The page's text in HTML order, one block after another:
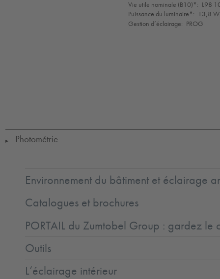
Vie utile nominale (B10)*: L98
Puissance du luminaire*: 13,8 W
Gestion d’éclairage: PROG
▶ Photométrie
Environnement du bâtiment et éclairage
Catalogues et brochures
PORTAIL du Zumtobel Group : gardez le
Outils
L’éclairage intérieur